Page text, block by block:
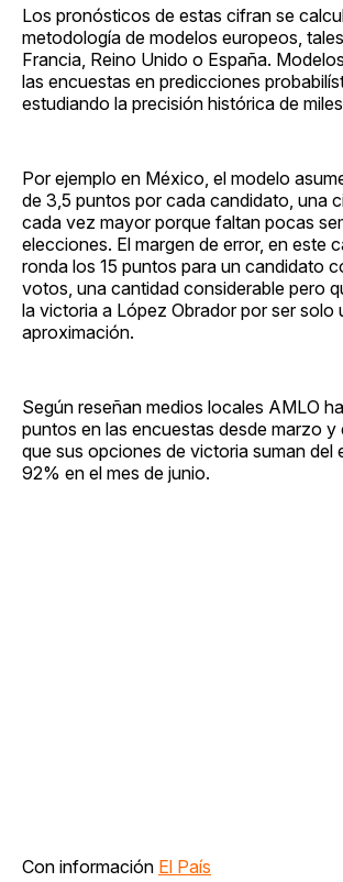
Los pronósticos de estas cifran se
metodología de modelos europeos,
Francia, Reino Unido o España.
las encuestas en predicciones
estudiando la precisión histórica de
Por ejemplo en México, el modelo
de 3,5 puntos por cada candidato, una
cada vez mayor porque faltan pocas
elecciones. El margen de error, en este
ronda los 15 puntos para un candidato
votos, una cantidad considerable pero
la victoria a López Obrador por ser solo
aproximación.
Según reseñan medios locales AMLO
puntos en las encuestas desde marzo y
que sus opciones de victoria suman del
92% en el mes de junio.
Con información El País